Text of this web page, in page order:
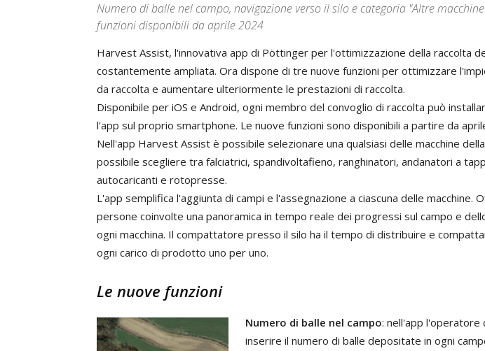
Numero di balle nel campo, navigazione verso il silo e categoria "Altre
funzioni disponibili da aprile 2024
Harvest Assist, l'innovativa app di Pöttinger per l'ottimizzazione della raccolta
costantemente ampliata. Ora dispone di tre nuove funzioni per ottimizzare l'
da raccolta e aumentare ulteriormente le prestazioni di raccolta.
Disponibile per iOS e Android, ogni membro del convoglio di raccolta può
l'app sul proprio smartphone. Le nuove funzioni sono disponibili a partire da
Nell'app Harvest Assist è possibile selezionare una qualsiasi delle macchine della
possibile scegliere tra falciatrici, spandivoltafieno, ranghinatori, andanatori a
autocaricanti e rotopresse.
L'app semplifica l'aggiunta di campi e l'assegnazione a ciascuna delle macchine.
persone coinvolte una panoramica in tempo reale dei progressi sul campo e
ogni macchina. Il compattatore presso il silo ha il tempo di distribuire e
ogni carico di prodotto uno per uno.
Le nuove funzioni
Numero di balle nel campo: nell'app l'operatore
inserire il numero di balle depositate in ogni